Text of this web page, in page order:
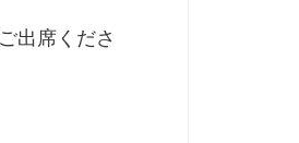
出席くださ